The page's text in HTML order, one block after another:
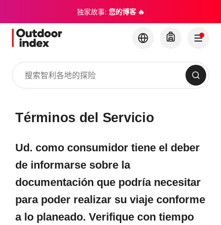
独家故事: 您的博客 🔥
搜索
Términos del Servicio
Ud. como consumidor tiene el deber
de informarse sobre la
documentación que podría necesitar
para poder realizar su viaje conforme
a lo planeado. Verifique con tiempo